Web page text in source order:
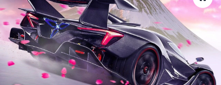
Ekonomi
Emet
Foto Galeri
Gediz